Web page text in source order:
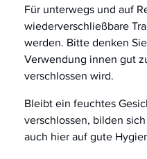
Für unterwegs und auf
wiederverschließbare
werden. Bitte denken
Verwendung innen gut
verschlossen wird.
Bleibt ein feuchtes
verschlossen, bilden
auch hier auf gute